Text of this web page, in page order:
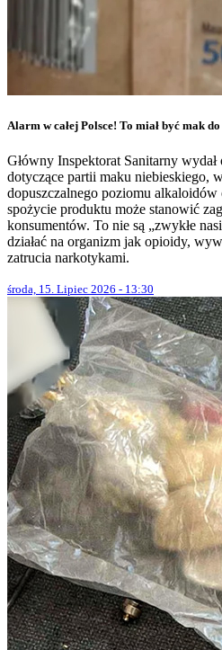
Alarm w całej Polsce! To miał być mak
Główny Inspektorat Sanitarny wydał
dotyczące partii maku niebieskiego,
dopuszczalnego poziomu
spożycie produktu może stanowić
konsumentów. To nie są „zwykłe
działać na organizm jak opioidy,
zatrucia narkotykami.
środa, 15. Lipiec 2026 - 13:30